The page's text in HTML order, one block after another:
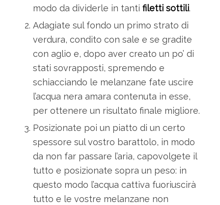
modo da dividerle in tanti filetti sottili.
Adagiate sul fondo un primo strato di
verdura, condito con sale e se gradite
con aglio e, dopo aver creato un po’ di
stati sovrapposti, spremendo e
schiacciando le melanzane fate uscire
l’acqua nera amara contenuta in esse,
per ottenere un risultato finale migliore.
Posizionate poi un piatto di un certo
spessore sul vostro barattolo, in modo
da non far passare l’aria, capovolgete il
tutto e posizionate sopra un peso: in
questo modo l’acqua cattiva fuoriuscirà
tutto e le vostre melanzane non